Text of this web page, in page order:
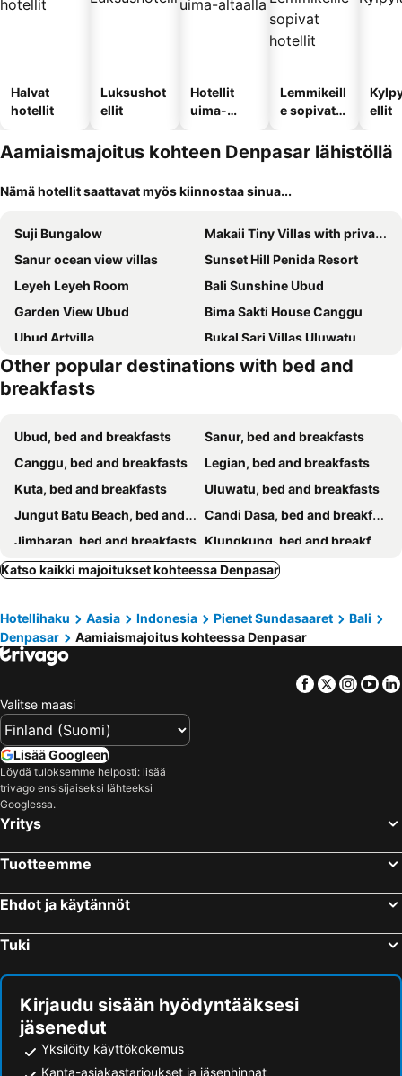
Halvat
hotellit
Luksushot
ellit
Hotellit
uima-
Lemmikeill
e sopivat
ellit
Aamiaismajoitus kohteen Denpasar lähistöllä
Nämä hotellit saattavat myös kiinnostaa sinua...
Suji Bungalow
Makaii Tiny Villas with private pools
Sanur ocean view villas
Sunset Hill Penida Resort
Leyeh Leyeh Room
Bali Sunshine Ubud
Garden View Ubud
Bima Sakti House Canggu
Ubud Artvilla
Bukal Sari Villas Uluwatu
Tropical Bali Hotel
Kayu Sugih Palace
Villa Wantilan Putih
Exotica Bali Villa Bed and Breakfast
Canggu HBD
Canggu Village
Echoland Bed & Breakfast
Lumeria Yoga
Wahwik's House
Jati Home Stay
Ganesha Ubud Inn
Indraprastha 2 Bungalow
Arjuna Homestay Ubud
Arjuna Homestay Ubud
Eden House Ubud
Milo's Home
Willy Homestay
Taman Asih Bingin Homestay
Other popular destinations with bed and
breakfasts
Ubud, bed and breakfasts
Sanur, bed and breakfasts
Canggu, bed and breakfasts
Legian, bed and breakfasts
Kuta, bed and breakfasts
Uluwatu, bed and breakfasts
Jungut Batu Beach, bed and breakfasts
Candi Dasa, bed and breakfasts
Jimbaran, bed and breakfasts Klungkung, bed and breakfasts
Seminyak, bed and breakfasts
Gianyar, bed and breakfasts
Mushroom Bay, bed and breakfasts
Nusa Dua, bed and breakfasts
Bangli, bed and breakfasts
Tabanan, bed and breakfasts
Kintamani, bed and breakfasts
Padang Bai, bed and breakfasts
Baturiti, bed and breakfasts
Semarapura, bed and breakfasts
Katso kaikki majoitukset kohteessa Denpasar
Hotellihaku Aasia Indonesia Pienet Sundasaaret
Bali
Denpasar
Aamiaismajoitus kohteessa Denpasar
Facebook
Twitter
Valitse maasi
Lisää Googleen
Löydä tuloksemme helposti: lisää
trivago ensisijaiseksi lähteeksi
Googlessa.
Yritys
Tuotteemme
Ehdot ja käytännöt
Tuki
Kirjaudu sisään hyödyntääksesi
jäsenedut
Yksilöity käyttökokemus
Kanta-asiakastarjoukset ja jäsenhinnat